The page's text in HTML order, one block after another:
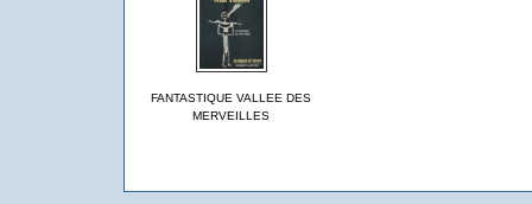
FANTASTIQUE VALLEE DES
MERVEILLES